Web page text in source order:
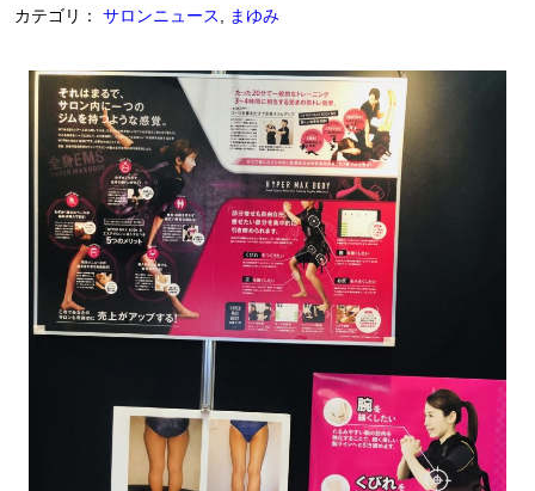
カテゴリ： サロンニュース まゆみ